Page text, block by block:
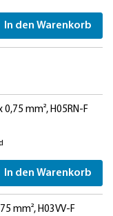
In den Warenkorb
mm², H05RN-F
In den Warenkorb
mm², H03VV-F